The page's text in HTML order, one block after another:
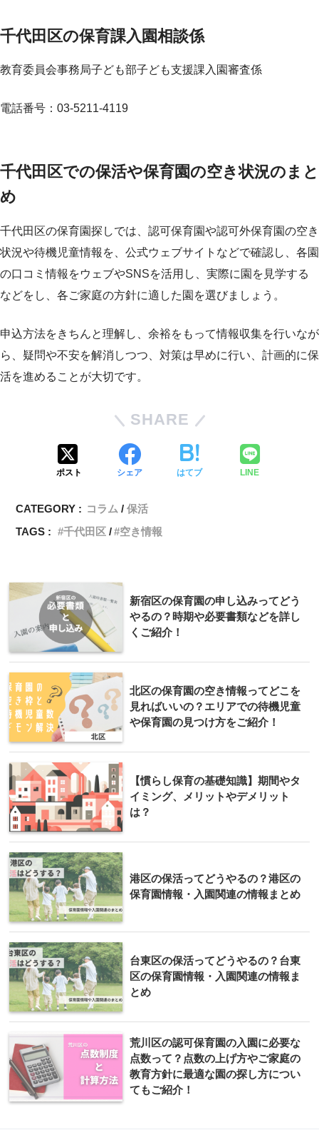
千代田区の保育課入園相談係
教育委員会事務局子ども部子ども支援課入園審査係
電話番号：03-5211-4119
千代田区での保活や保育園の空き状況のまと
め
千代田区の保育園探しでは、認可保育園や認可外保育園の空き
状況や待機児童情報を、公式ウェブサイトなどで確認し、各園
の口コミ情報をウェブやSNSを活用し、実際に園を見学する
などをし、各ご家庭の方針に適した園を選びましょう。
申込方法をきちんと理解し、余裕をもって情報収集を行いなが
ら、疑問や不安を解消しつつ、対策は早めに行い、計画的に保
活を進めることが大切です。
SHARE
ポスト シェア はてブ LINE
CATEGORY : コラム
保活
TAGS :
千代田区 空き情報
新宿区の保育園の申し込みってどう
やるの？時期や必要書類などを詳し
くご紹介！
北区の保育園の空き情報ってどこを
見ればいいの？エリアでの待機児童
や保育園の見つけ方をご紹介！
【慣らし保育の基礎知識】期間やタ
イミング、メリットやデメリット
は？
港区の保活ってどうやるの？港区の
保育園情報・入園関連の情報まとめ
台東区の保活ってどうやるの？台東
区の保育園情報・入園関連の情報ま
とめ
荒川区の認可保育園の入園に必要な
点数って？点数の上げ方やご家庭の
教育方針に最適な園の探し方につい
てもご紹介！